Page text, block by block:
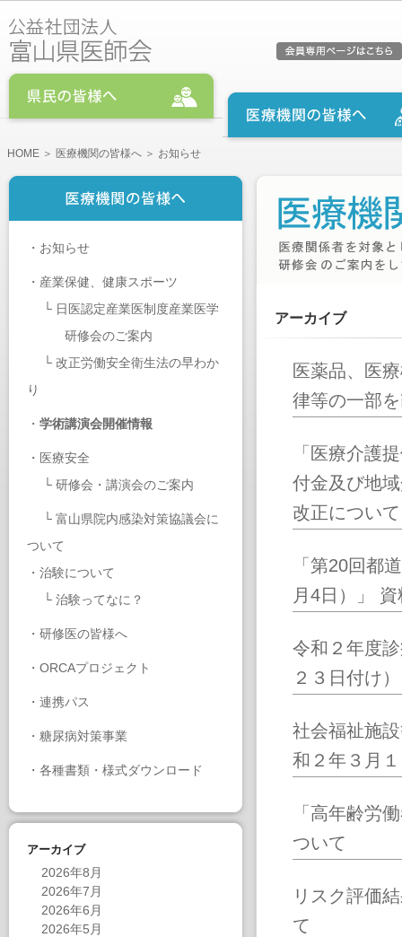
HOME ＞ 医療機関の皆様へ ＞ お知らせ
・ お知らせ
・ 産業保健、健康スポーツ
└ 日医認定産業医制度産業医学
研修会のご案内
└ 改正労働安全衛生法の早わか
り
・ 学術講演会開催情報
・ 医療安全
└ 研修会・講演会のご案内
└ 富山県院内感染対策協議会に
ついて
・ 治験について
└ 治験ってなに？
・ 研修医の皆様へ
・ ORCAプロジェクト
・ 連携パス
・ 糖尿病対策事業
・ 各種書類・様式ダウンロード
アーカイブ
2026年8月
2026年7月
2026年6月
2026年5月
アーカイブ
医薬品、医
律等の一部
「医療介護
付金及び地
改正について
「第20回都
月4日）」
令和２年度
２３日付け）
社会福祉施
和２年３月
「高年齢労
ついて
リスク評価
て